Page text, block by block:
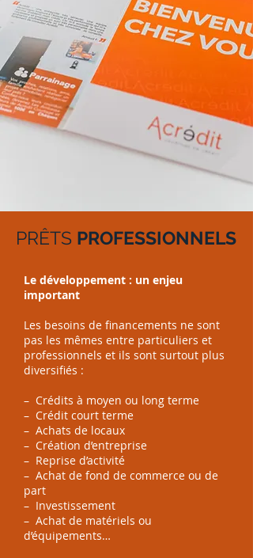
PRÊTS PROFESSIONNELS
Le développement : un enjeu
important
Les besoins de financements ne sont
pas les mêmes entre particuliers et
professionnels et ils sont surtout plus
diversifiés :
– Crédits à moyen ou long terme
– Crédit court terme
– Achats de locaux
– Création d’entreprise
– Reprise d’activité
– Achat de fond de commerce ou de
part
– Investissement
– Achat de matériels ou
d’équipements…